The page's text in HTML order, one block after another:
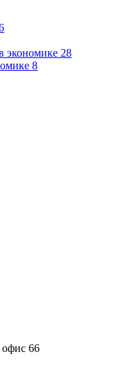
экономике 28
8
офис 66